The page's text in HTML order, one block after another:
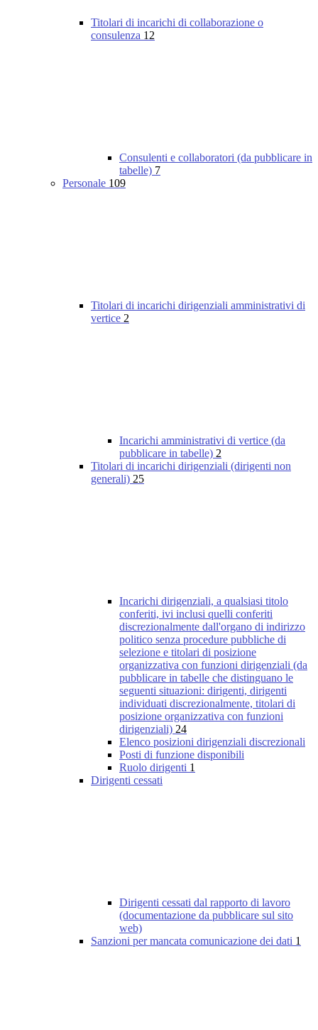
Titolari di incarichi di collaborazione o
consulenza 12
Consulenti e collaboratori (da pubblicare in
tabelle) 7
Personale 109
Titolari di incarichi dirigenziali amministrativi di
vertice 2
Incarichi amministrativi di vertice (da
pubblicare in tabelle) 2
Titolari di incarichi dirigenziali (dirigenti non
generali) 25
Incarichi dirigenziali, a qualsiasi titolo
conferiti, ivi inclusi quelli conferiti
discrezionalmente dall'organo di indirizzo
politico senza procedure pubbliche di
selezione e titolari di posizione
organizzativa con funzioni dirigenziali (da
pubblicare in tabelle che distinguano le
seguenti situazioni: dirigenti, dirigenti
individuati discrezionalmente, titolari di
posizione organizzativa con funzioni
dirigenziali) 24
Elenco posizioni dirigenziali discrezionali
Posti di funzione disponibili
Ruolo dirigenti 1
Dirigenti cessati
Dirigenti cessati dal rapporto di lavoro
(documentazione da pubblicare sul sito
web)
Sanzioni per mancata comunicazione dei dati 1